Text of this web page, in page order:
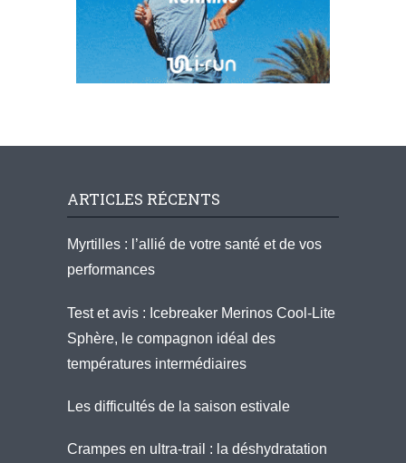
ARTICLES RÉCENTS
Myrtilles : l’allié de votre santé et de vos
performances
Test et avis : Icebreaker Merinos Cool-Lite
Sphère, le compagnon idéal des
températures intermédiaires
Les difficultés de la saison estivale
Crampes en ultra-trail : la déshydratation